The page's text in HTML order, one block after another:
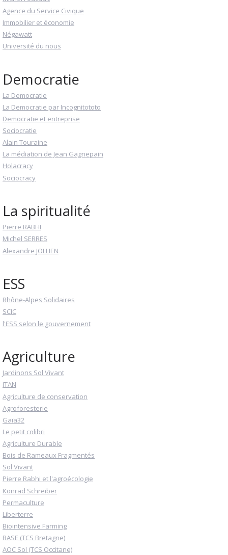
Agence du Service Civique
Immobilier et économie
Négawatt
Université du nous
Democratie
La Democratie
La Democratie par Incognitototo
Democratie et entreprise
Sociocratie
Alain Touraine
La médiation de Jean Gagnepain
Holacracy
Sociocracy
La spiritualité
Pierre RABHI
Michel SERRES
Alexandre JOLLIEN
ESS
Rhône-Alpes Solidaires
SCIC
l'ESS selon le gouvernement
Agriculture
Jardinons Sol Vivant
ITAN
Agriculture de conservation
Agroforesterie
Gaïa32
Le petit colibri
Agriculture Durable
Bois de Rameaux Fragmentés
Sol Vivant
Pierre Rabhi et l'agroécologie
Konrad Schreiber
Permaculture
Liberterre
Biointensive Farming
BASE (TCS Bretagne)
AOC Sol (TCS Occitane)